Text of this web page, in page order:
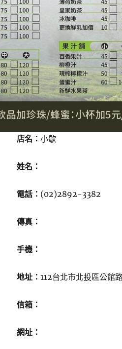
店名： 小歇
姓名：
電話： (02)2892-3382
傳真：
手機：
地址： 112台北市北投區公館
信箱：
網址：